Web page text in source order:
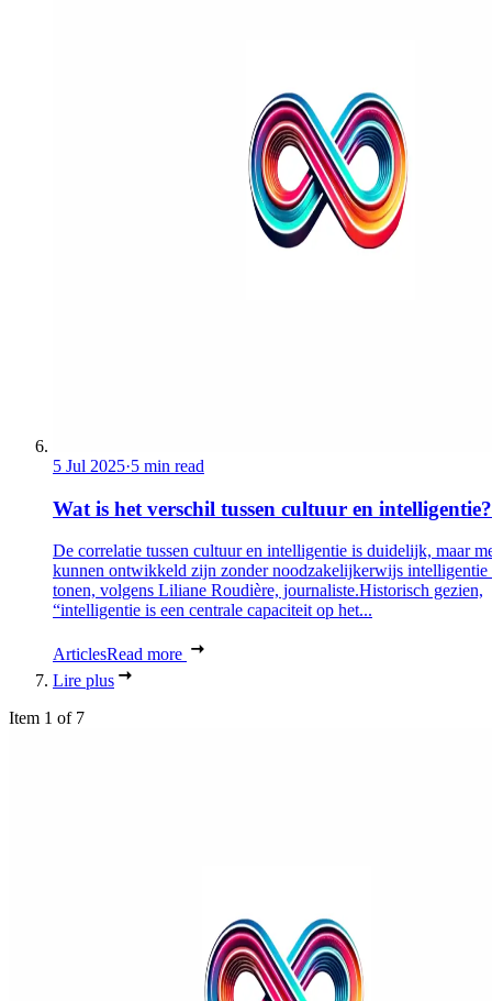
5 Jul 2025·5 min read
Wat is het verschil tussen cultuur en intelligentie?
De correlatie tussen cultuur en intelligentie is duidelijk, maar
kunnen ontwikkeld zijn zonder noodzakelijkerwijs intelligentie
tonen, volgens Liliane Roudière, journaliste.Historisch gezien,
“intelligentie is een centrale capaciteit op het...
ArticlesRead more
Lire plus
Item 1 of 7